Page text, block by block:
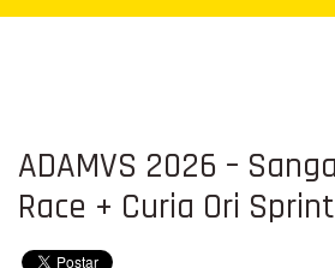
ADAMVS 2026 –
Race + Curia Ori Sprint